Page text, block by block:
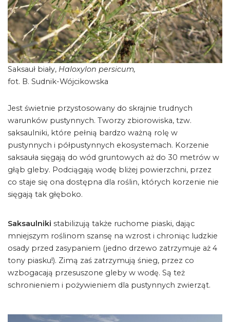
Saksauł biały, Haloxylon persicum,
fot. B. Sudnik-Wójcikowska
Jest świetnie przystosowany do skrajnie trudnych
warunków pustynnych. Tworzy zbiorowiska, tzw.
saksaulniki, które pełnią bardzo ważną rolę w
pustynnych i półpustynnych ekosystemach. Korzenie
saksauła sięgają do wód gruntowych aż do 30 metrów w
głąb gleby. Podciągają wodę bliżej powierzchni, przez
co staje się ona dostępna dla roślin, których korzenie nie
sięgają tak głęboko.
Saksaulniki stabilizują także ruchome piaski, dając
mniejszym roślinom szansę na wzrost i chroniąc ludzkie
osady przed zasypaniem (jedno drzewo zatrzymuje aż 4
tony piasku!). Zimą zaś zatrzymują śnieg, przez co
wzbogacają przesuszone gleby w wodę. Są też
schronieniem i pożywieniem dla pustynnych zwierząt.